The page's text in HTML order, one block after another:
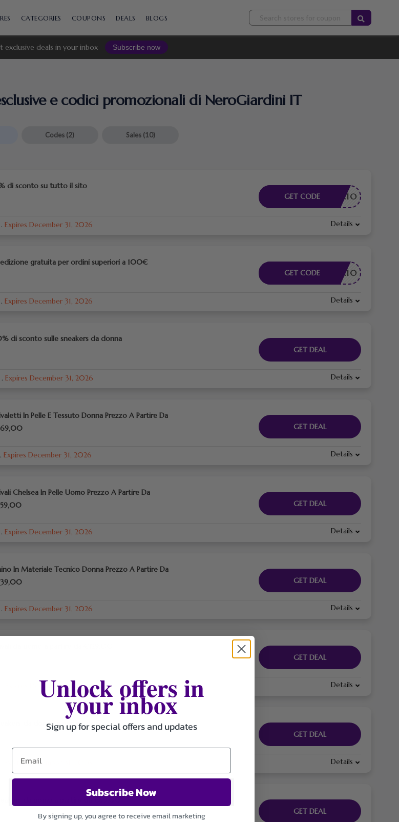
CATEGORIES COUPONS DEALS BLOGS
exclusive deals in your inbox Subscribe now
e codici promozionali di NeroGiardini IT
Codes (2) Sales (10)
di sconto su tutto il sito
CESSARIO
GET CODE
. Expires December 31, 2026 Details
gratuita per ordini superiori a 100€
CESSARIO
GET CODE
. Expires December 31, 2026 Details
di sconto sulle sneakers da donna
GET DEAL
. Expires December 31, 2026 Details
In Pelle E Tessuto Donna Prezzo A Partire Da
GET DEAL
. Expires December 31, 2026 Details
Chelsea In Pelle Uomo Prezzo A Partire Da
GET DEAL
. Expires December 31, 2026 Details
In Materiale Tecnico Donna Prezzo A Partire Da
GET DEAL
. Expires December 31, 2026 Details
GET DEAL
Expires December 31, 2026 Details
da donna a partire da €99,00
GET DEAL
Expires December 31, 2026 Details
GET DEAL
Unlock offers in
your inbox
Sign up for special offers and updates
Subscribe Now
By signing up, you agree to receive email marketing